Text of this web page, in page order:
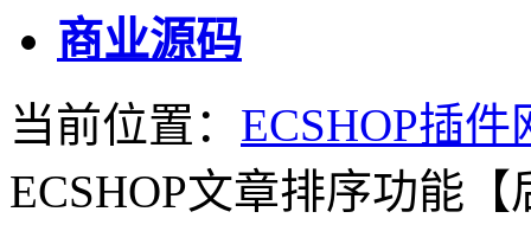
商业源码
当前位置： ECSHOP插件
ECSHOP文章排序功能